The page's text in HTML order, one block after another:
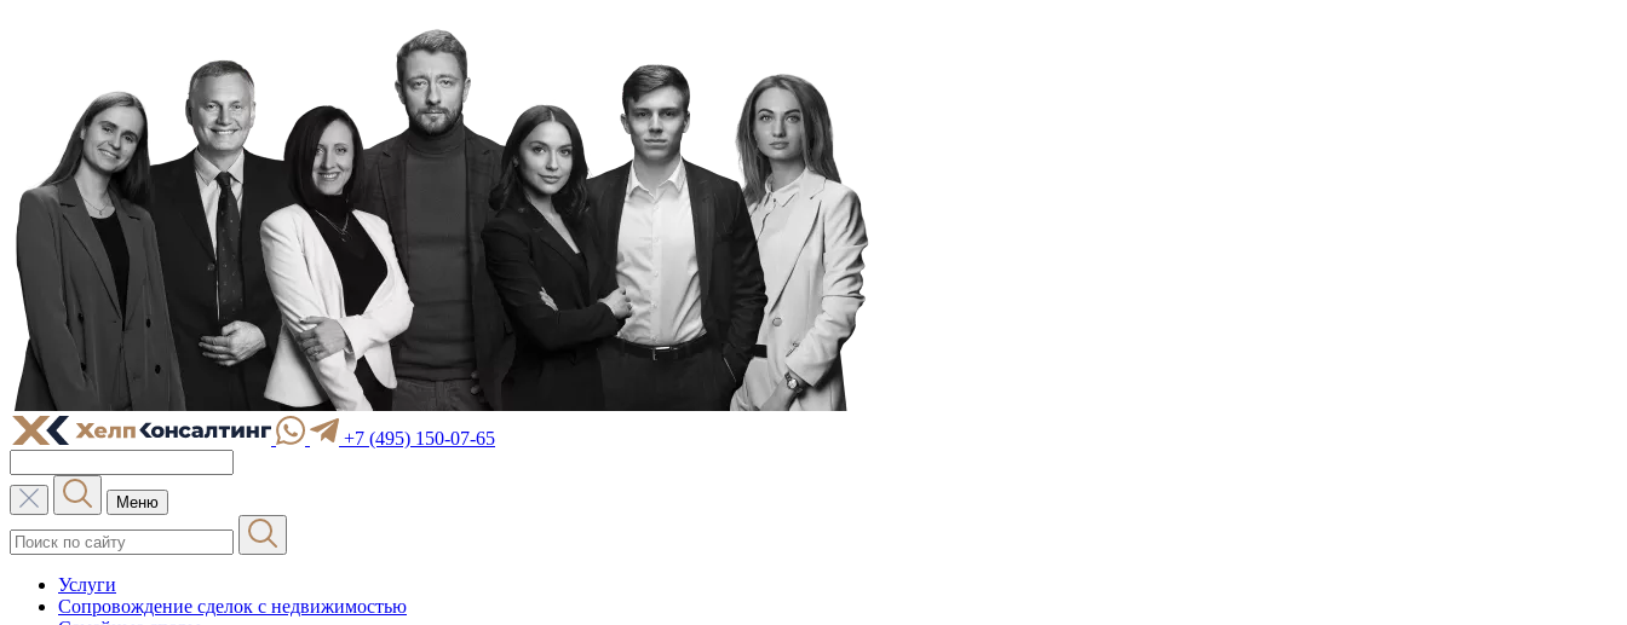
+7 (495) 150-07-65
Меню
Услуги
Сопровождение сделок с недвижимостью